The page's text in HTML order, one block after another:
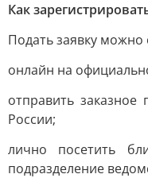
Как
Подать заявку
онлайн на
отправить
России;
лично посетить
подразделение